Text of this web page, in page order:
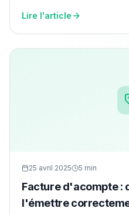
Lire l'article
25 avril 2025 5 min
Facture d'acompte :
l'émettre